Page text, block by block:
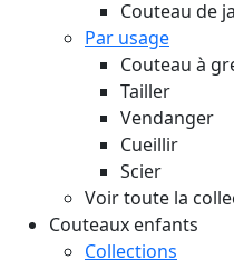
Couteau de
Par usage
Couteau à
Tailler
Vendanger
Cueillir
Scier
Voir toute la
Couteaux enfants
Collections